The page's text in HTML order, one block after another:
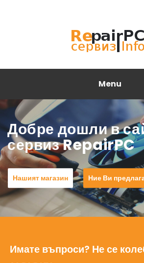
Menu
Екип от
инженери.
Нашият магазин Ние Ви
Имате въпроси? Не се